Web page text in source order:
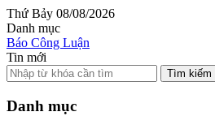
Thứ Bảy 08/08/2026
Danh mục
Báo Công Luận
Tin mới
Tìm kiếm
Danh mục